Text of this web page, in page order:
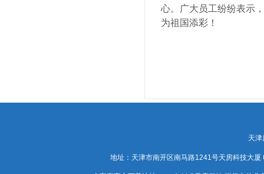
心。广大员工纷纷表示
为祖国添彩！
天
地址：天津市南开区南马路1241号天房科技大